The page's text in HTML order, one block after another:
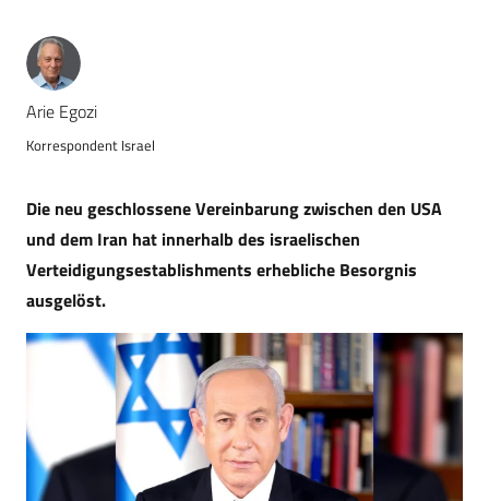
Arie Egozi
Korrespondent Israel
Die neu geschlossene Vereinbarung zwischen den USA
und dem Iran hat innerhalb des israelischen
Verteidigungsestablishments erhebliche Besorgnis
ausgelöst.